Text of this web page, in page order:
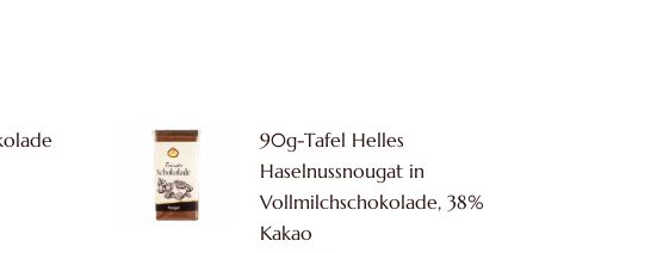
90g-Tafel Helles
Haselnussnougat in
Vollmilchschokolade, 38%
Kakao